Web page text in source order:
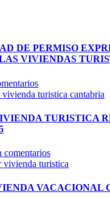
DE PERMISO
VIVIENDAS
TURISTICA
comentarios
VACACIONAL